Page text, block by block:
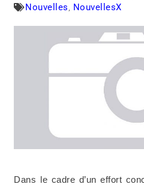
Nouvelles, NouvellesX
Dans le cadre d’un effort